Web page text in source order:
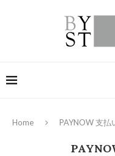
Home PAYNOW 支払